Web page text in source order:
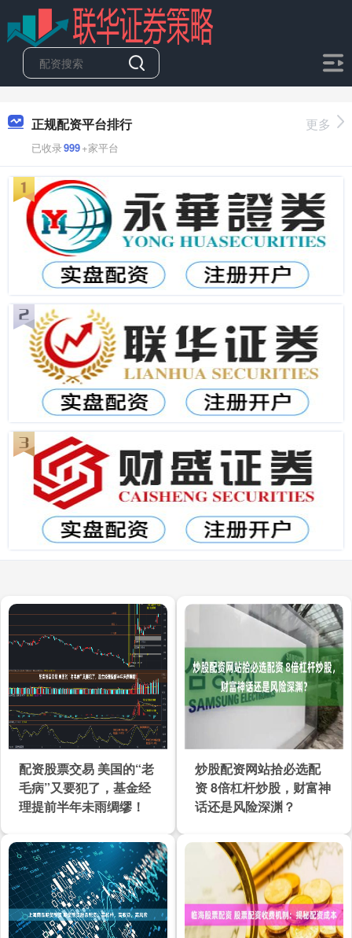
正规配资平台排行
已收录999+家平台
更多
配资股票交易 美国的“老
毛病”又要犯了，基金经
理提前半年未雨绸缪！
炒股配资网站拾必选配
资 8倍杠杆炒股，财富神
话还是风险深渊？